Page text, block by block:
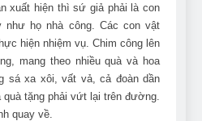
xuất hiện thì sứ giả phải là con
như họ nhà công. Các con vật
hiện nhiệm vụ. Chim công lên
mang theo nhiều quà và hoa
sá xa xôi, vất vả, cả đoàn dần
tặng phải vứt lại trên đường.
quay về.